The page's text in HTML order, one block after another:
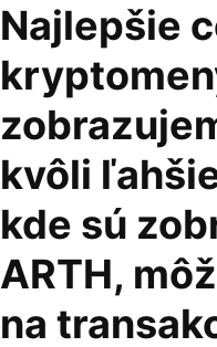
Najlepšie
kvôli
kde sú
ARTH,
na